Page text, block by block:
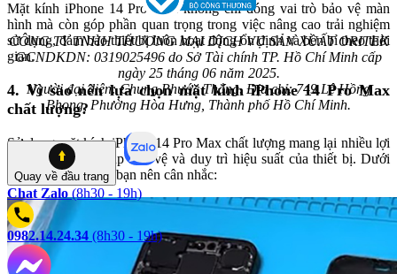
Mặt kính iPhone 14 Pro Max không chỉ đóng vai trò bảo vệ màn
hình mà còn góp phần quan trọng trong việc nâng cao trải nghiệm
sử dụng, đảm bảo thiết bị luôn hoạt động ổn định và bền bỉ theo thời
gian.
4. Vì sao nên lựa chọn mặt kính iPhone 14 Pro Max
chất lượng?
Sử dụng mặt kính iPhone 14 Pro Max chất lượng mang lại nhiều lợi
ích quan trọng, giúp bảo vệ và duy trì hiệu suất của thiết bị. Dưới
đây là những lý do bạn nên cân nhắc:
CÔNG TY TNHH THƯƠNG MẠI DỊCH VỤ SẢN XUẤT ORITEK
GCNDKDN: 0319025496 do Sở Tài chính TP. Hồ Chí Minh cấp
ngày 25 tháng 06 năm 2025.
Người đại diện: Chung Phước Thắng. Địa chỉ: 749 Lê Hồng
Phong, Phường Hòa Hưng, Thành phố Hồ Chí Minh.
Quay về đầu trang
Chat Zalo (8h30 - 19h)
0982.14.24.34 (8h30 - 19h)